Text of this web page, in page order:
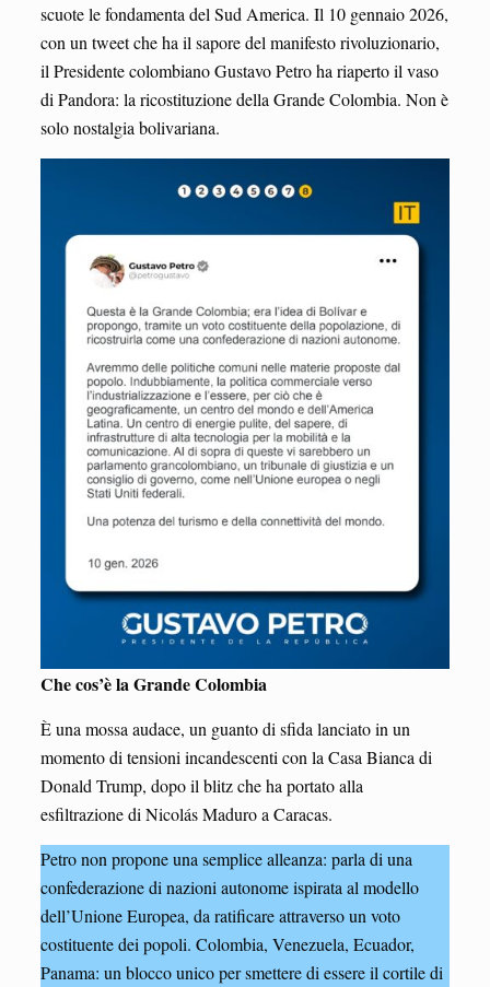
scuote le fondamenta del Sud America. Il 10 gennaio 2026,
con un tweet che ha il sapore del manifesto rivoluzionario,
il Presidente colombiano Gustavo Petro ha riaperto il vaso
di Pandora: la ricostituzione della Grande Colombia. Non è
solo nostalgia bolivariana.
Che cos’è la Grande Colombia
È una mossa audace, un guanto di sfida lanciato in un
momento di tensioni incandescenti con la Casa Bianca di
Donald Trump, dopo il blitz che ha portato alla
esfiltrazione di Nicolás Maduro a Caracas.
Petro non propone una semplice alleanza: parla di una
confederazione di nazioni autonome ispirata al modello
dell’Unione Europea, da ratificare attraverso un voto
costituente dei popoli. Colombia, Venezuela, Ecuador,
Panama: un blocco unico per smettere di essere il cortile di